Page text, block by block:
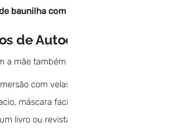
baunilha com Licor de Cereja:
Um
de Autocuidado com
a mãe também pode ser mais do que
com velas e música relaxante.
máscara facial e um cálice de Licor de
livro ou revista favorita enquanto